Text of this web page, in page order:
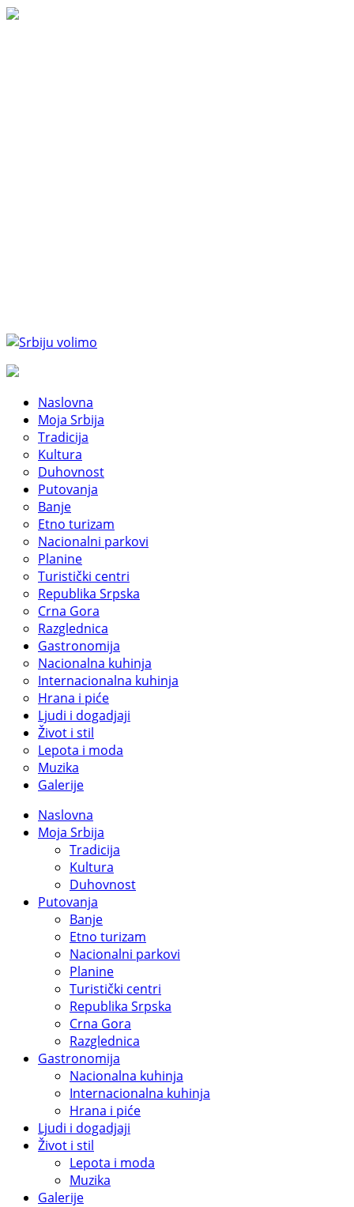
Naslovna
Moja Srbija
Tradicija
Kultura
Duhovnost
Putovanja
Banje
Etno turizam
Nacionalni parkovi
Planine
Turistički centri
Republika Srpska
Crna Gora
Razglednica
Gastronomija
Nacionalna kuhinja
Internacionalna kuhinja
Hrana i piće
Ljudi i dogadjaji
Život i stil
Lepota i moda
Muzika
Galerije
Naslovna
Moja Srbija
Tradicija
Kultura
Duhovnost
Putovanja
Banje
Etno turizam
Nacionalni parkovi
Planine
Turistički centri
Republika Srpska
Crna Gora
Razglednica
Gastronomija
Nacionalna kuhinja
Internacionalna kuhinja
Hrana i piće
Ljudi i dogadjaji
Život i stil
Lepota i moda
Muzika
Galerije